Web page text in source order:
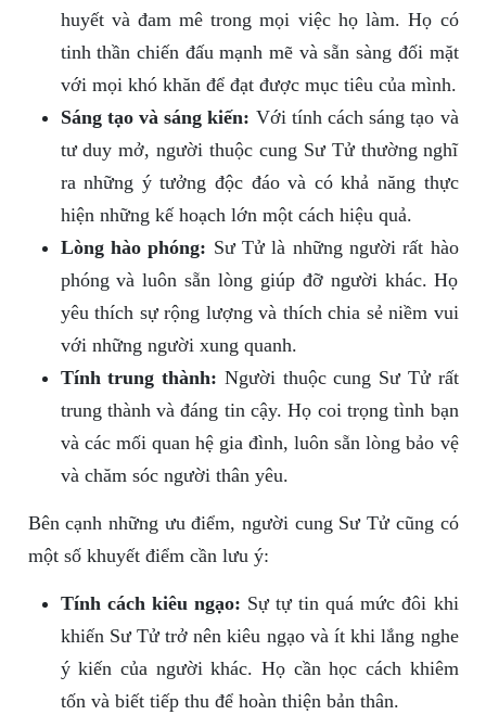
huyết và đam mê trong mọi việc họ làm. Họ có
tinh thần chiến đấu mạnh mẽ và sẵn sàng đối mặt
với mọi khó khăn để đạt được mục tiêu của mình.
Sáng tạo và sáng kiến: Với tính cách sáng tạo và
tư duy mở, người thuộc cung Sư Tử thường nghĩ
ra những ý tưởng độc đáo và có khả năng thực
hiện những kế hoạch lớn một cách hiệu quả.
Lòng hào phóng: Sư Tử là những người rất hào
phóng và luôn sẵn lòng giúp đỡ người khác. Họ
yêu thích sự rộng lượng và thích chia sẻ niềm vui
với những người xung quanh.
Tính trung thành: Người thuộc cung Sư Tử rất
trung thành và đáng tin cậy. Họ coi trọng tình bạn
và các mối quan hệ gia đình, luôn sẵn lòng bảo vệ
và chăm sóc người thân yêu.
Bên cạnh những ưu điểm, người cung Sư Tử cũng có
một số khuyết điểm cần lưu ý:
Tính cách kiêu ngạo: Sự tự tin quá mức đôi khi
khiến Sư Tử trở nên kiêu ngạo và ít khi lắng nghe
ý kiến của người khác. Họ cần học cách khiêm
tốn và biết tiếp thu để hoàn thiện bản thân.